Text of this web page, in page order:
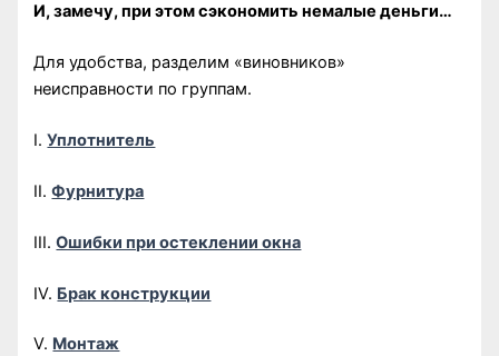
И, замечу, при этом сэкономить немалые деньги…
Для удобства, разделим «виновников»
неисправности по группам.
I.Уплотнитель
II.Фурнитура
III.Ошибки при остеклении окна
IV. Брак конструкции
V. Монтаж